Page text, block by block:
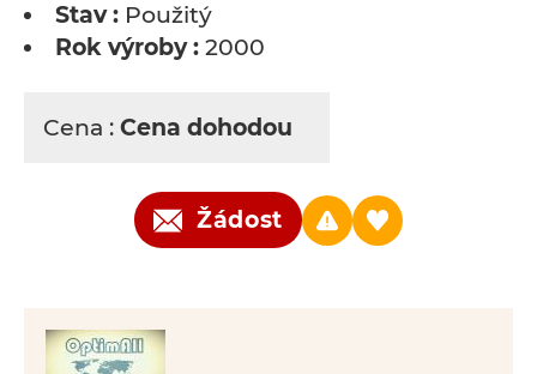
Stav : Použitý
Rok výroby : 2000
Cena : Cena dohodou
Žádost